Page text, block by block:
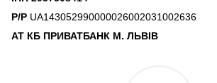
Р/Р UA143052990000026002031002636
АТ КБ ПРИВАТБАНК М. ЛЬВІВ